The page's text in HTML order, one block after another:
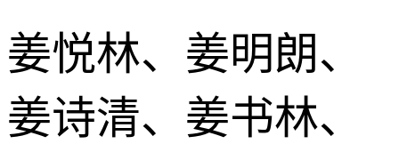
姜悦林、姜明朗、
姜诗清、姜书林、